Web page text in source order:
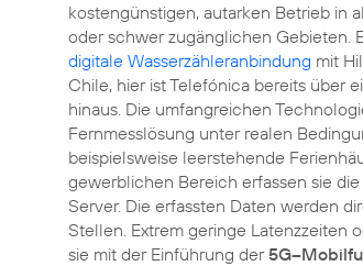
kostengünstigen, autarken Betrieb in
oder schwer zugänglichen Gebieten.
digitale Wasserzähleranbindung mit
Chile, hier ist Telefónica bereits über
hinaus. Die umfangreichen
Fernmesslösung unter realen
beispielsweise leerstehende
gewerblichen Bereich erfassen sie
Server. Die erfassten Daten werden
Stellen. Extrem geringe Latenzzeiten
sie mit der Einführung der